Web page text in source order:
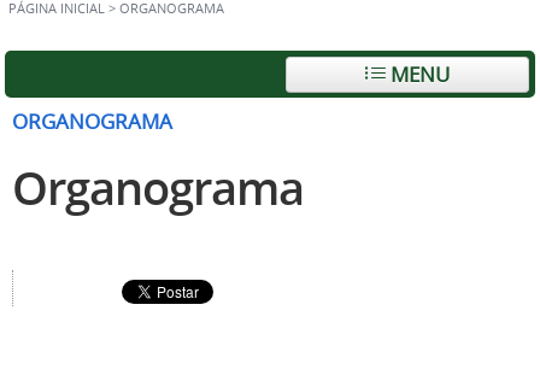
PÁGINA INICIAL > ORGANOGRAMA
MENU
ORGANOGRAMA
Organograma